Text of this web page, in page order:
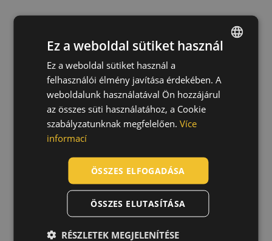
3M 6000 félálarc
CZECH
HUNGARIAN
SLOVAK
GERMAN
Ez a weboldal sütiket használ
Ez a weboldal sütiket használ a
felhasználói élmény javítása érdekében. A
weboldalunk használatával Ön hozzájárul
az összes süti használatához, a Cookie
szabályzatunknak megfelelően. Více
informací
ÖSSZES ELFOGADÁSA
ÖSSZES ELUTASÍTÁSA
RÉSZLETEK MEGJELENÍTÉSE